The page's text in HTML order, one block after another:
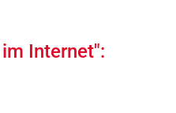
Internet":